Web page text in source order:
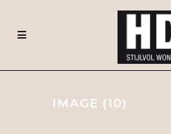
IMAGE (10)